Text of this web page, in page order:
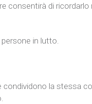
consentirà di
in lutto.
la stessa